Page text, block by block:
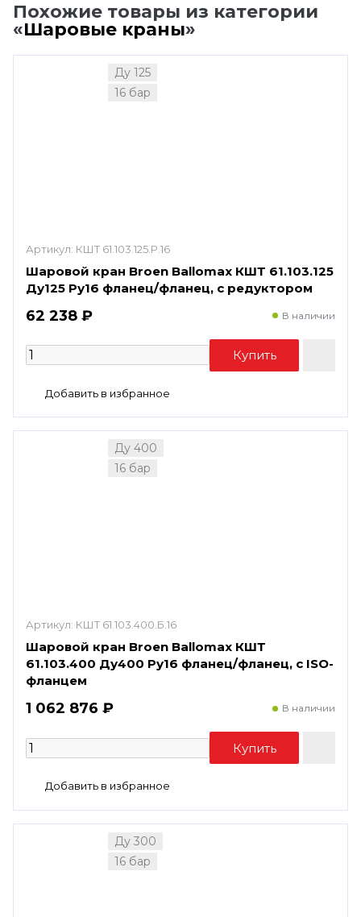
Похожие товары из категории
«Шаровые краны»
Ду 125
16 бар
Артикул: КШТ 61.103.125.Р.16
Шаровой кран Broen Ballomax КШТ 61.103.125
Ду125 Ру16 фланец/фланец, с редуктором
62 238 ₽ В наличии
Ду 400
16 бар
Артикул: КШТ 61.103.400.Б.16
Шаровой кран Broen Ballomax КШТ
61.103.400 Ду400 Ру16 фланец/фланец, с ISO-
фланцем
1 062 876 ₽ В наличии
Ду 300
16 бар